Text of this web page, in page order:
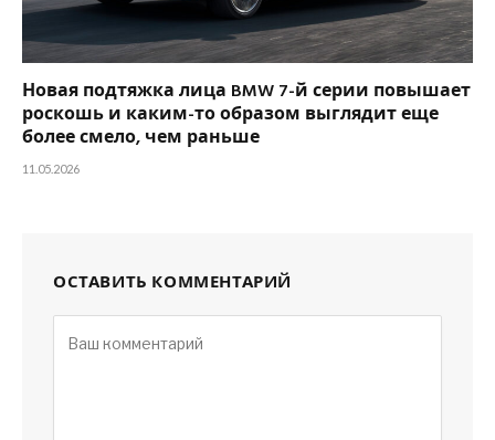
Новая подтяжка лица BMW 7-й серии повышает
роскошь и каким-то образом выглядит еще
более смело, чем раньше
11.05.2026
ОСТАВИТЬ КОММЕНТАРИЙ